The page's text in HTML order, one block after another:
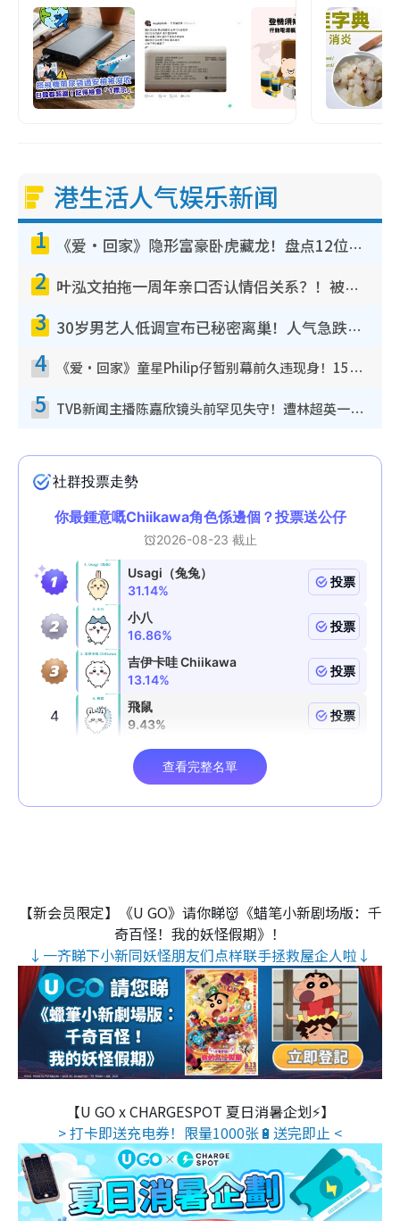
港生活人气娱乐新闻
1 《爱·回家》隐形富豪卧虎藏龙！盘点12位财气逼人的有钱艺人：这位美女3亿身家不愁做
2 叶泓文拍拖一周年亲口否认情侣关系？！被质疑感情造假竟称GM“普通同事”
3 30岁男艺人低调宣布已秘密离巢！人气急跌变失踪人口：“这几年过得并不容易”
4 《爱·回家》童星Philip仔暂别幕前久违现身！15岁近况暴风成长长高变帅气少年
5 TVB新闻主播陈嘉欣镜头前罕见失守！遭林超英一句话突袭吓坏当场大笑
【新会员限定】《U GO》请你睇👹《蜡笔小新剧场版：千
奇百怪！我的妖怪假期》！
↓一齐睇下小新同妖怪朋友们点样联手拯救屋企人啦↓
【U GO x CHARGESPOT 夏日消暑企划⚡】
> 打卡即送充电券！限量1000张🔋送完即止 <